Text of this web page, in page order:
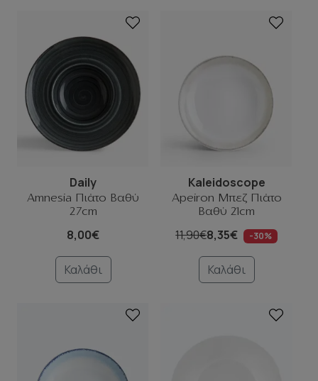
Daily
Amnesia Πιάτο Βαθύ
27cm
8,00€
Καλάθι
Kaleidoscope
Apeiron Μπεζ Πιάτο
Βαθύ 21cm
11,90€8,35€ -30%
Καλάθι